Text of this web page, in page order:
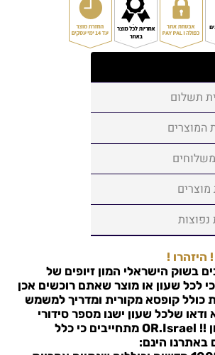
תשלום
המוצרים
היזהרו !
בשוק הישראלי המון זיופים של
לכל שעון או מוצר שאתם רוכשים אכן
כולל קופסא מקורית ומדריך למשמש
ודאו שלכל שעון ישנו מספר סידורי
!!
OR.Israel מתחייבים כי כלל
באתרנו הינם: